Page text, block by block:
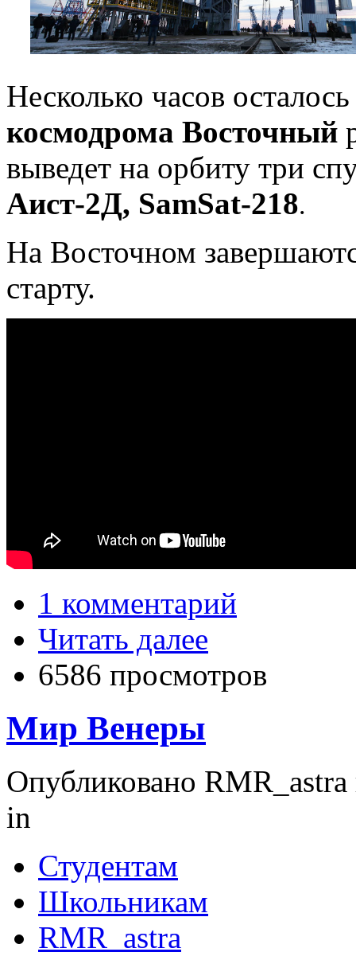
Несколько часов
космодрома Восточный
выведет на орбиту три
Аист-2Д, SamSat-218.
На Восточном
старту.
1 комментарий
Читать далее
6586 просмотров
Мир Венеры
Опубликовано
in
Студентам
Школьникам
RMR_astra